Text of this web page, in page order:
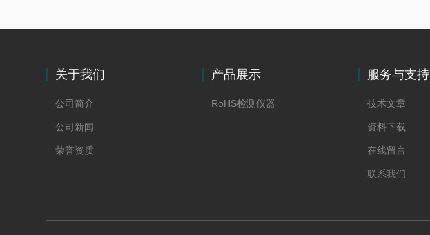
关于我们
公司简介
公司新闻
荣誉资质
产品展示
RoHS检测仪器
服务与支持
技术文章
资料下载
在线留言
联系我们